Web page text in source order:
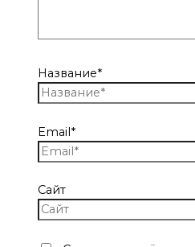
Название*
Email*
Сайт